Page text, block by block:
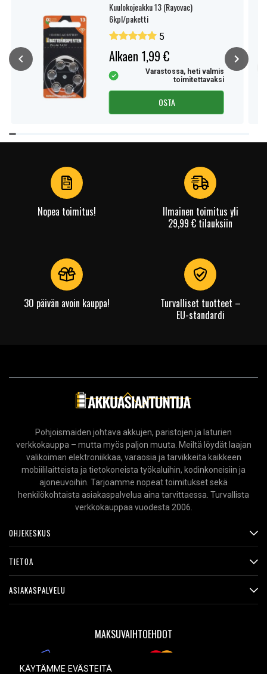
Kuulokojeakku 13 (Rayovac)
6kpl/paketti
5
Alkaen 1,99 €
Varastossa, heti valmis
toimitettavaksi
OSTA
Item
1
Nopea toimitus!
Ilmainen toimitus yli
29,99 € tilauksiin
30 päivän avoin kauppa!
Turvalliset tuotteet –
EU-standardi
Pohjoismaiden johtava akkujen, paristojen ja laturien
verkkokauppa – mutta myös paljon muuta. Meiltä löydät laajan
valikoiman elektroniikkaa, varaosia ja tarvikkeita kaikkeen
mobiililaitteista ja tietokoneista työkaluihin, kodinkoneisiin ja
ajoneuvoihin. Tarjoamme nopeat toimitukset sekä
henkilökohtaista asiakaspalvelua aina tarvittaessa. Turvallista
verkkokauppaa vuodesta 2006.
OHJEKESKUS
TIETOA
ASIAKASPALVELU
MAKSUVAIHTOEHDOT
KÄYTÄMME EVÄSTEITÄ